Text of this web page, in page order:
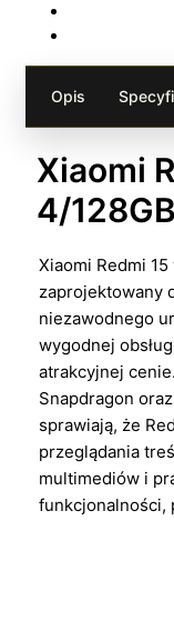
Opis
Xiaomi
4/
Xiaomi Redmi
zaprojektowany
niezawodnego
wygodnej
atrakcyjnej
Snapdragon
sprawiają, że
przeglądania
multimediów i
funkcjonalności,